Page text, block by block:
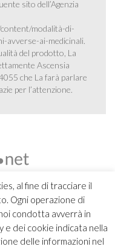
al fine di tracciare il
Ogni operazione di
condotta avverrà in
e dei cookie indicata nella
delle informazioni nel
sito dell’Agenzia
modalità-di-
avverse-ai-medicinali.
del prodotto, La
Ascensia
che La farà parlare
per l’attenzione.